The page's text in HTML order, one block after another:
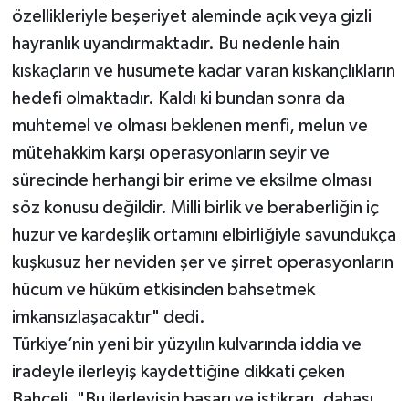
özellikleriyle beşeriyet aleminde açık veya gizli
hayranlık uyandırmaktadır. Bu nedenle hain
kıskaçların ve husumete kadar varan kıskançlıkların
hedefi olmaktadır. Kaldı ki bundan sonra da
muhtemel ve olması beklenen menfi, melun ve
mütehakkim karşı operasyonların seyir ve
sürecinde herhangi bir erime ve eksilme olması
söz konusu değildir. Milli birlik ve beraberliğin iç
huzur ve kardeşlik ortamını elbirliğiyle savundukça
kuşkusuz her neviden şer ve şirret operasyonların
hücum ve hüküm etkisinden bahsetmek
imkansızlaşacaktır" dedi.
Türkiye’nin yeni bir yüzyılın kulvarında iddia ve
iradeyle ilerleyiş kaydettiğine dikkati çeken